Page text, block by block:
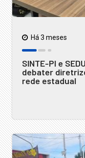
Há 3 meses
SINTE-PI e
debater
rede estadual